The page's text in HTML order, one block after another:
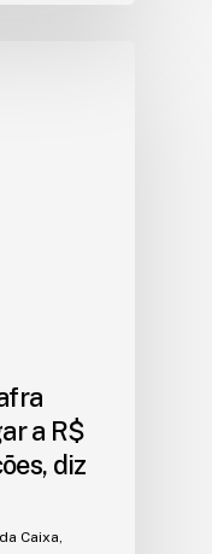
a R$
diz
Caixa,